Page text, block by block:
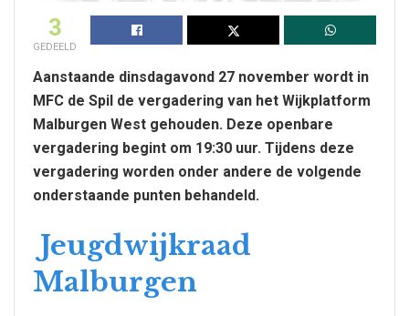
3
GEDEELD
Aanstaande dinsdagavond 27 november wordt in
MFC de Spil de vergadering van het Wijkplatform
Malburgen West gehouden. Deze openbare
vergadering begint om 19:30 uur. Tijdens deze
vergadering worden onder andere de volgende
onderstaande punten behandeld.
Jeugdwijkraad
Malburgen